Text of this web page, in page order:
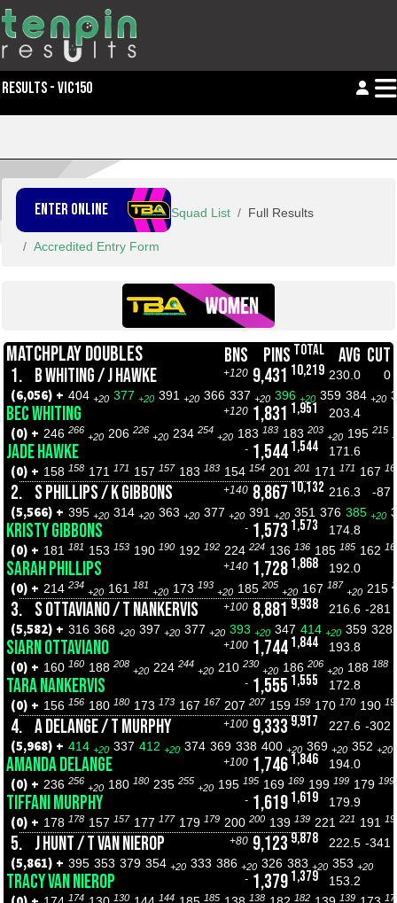
RESULTS - VIC150
ENTER ONLINE Squad List Full Results
Accredited Entry Form
MATCHPLAY DOUBLES BNS PINS TOTAL AVG CUT
1. B WHITING / J HAWKE +120 9,431 10,219 230.0 0
(6,056) + 404 +20 377 +20 391 +20 366 337 +20 396 +20 359 384 +20
BEC WHITING +120 1,831 1,951 203.4
(0) + 246 266
+20 206 226
+20 234 254
+20 183 183 183 203
+20 195 215
JADE HAWKE - 1,544 1,544 171.6
(0) + 158 158 171 171 157 157 183 183 154 154 201 201 171 171 167
2. S PHILLIPS / K GIBBONS +140 8,867 10,132 216.3 -87
(5,566) + 395 +20 314 +20 363 +20 377 +20 391 +20 351 376 385 +20
KRISTY GIBBONS - 1,573 1,573 174.8
(0) + 181 181 153 153 190 190 192 192 224 224 136 136 185 185 162
SARAH PHILLIPS +140 1,728 1,868 192.0
(0) + 214 234
+20 161 181
+20 173 193
+20 185 205
+20 167 187
+20 215
3. S OTTAVIANO / T NANKERVIS +100 8,881 9,938 216.6 -281
(5,582) + 316 368 +20 397 +20 377 +20 393 +20 347 414 +20 359 328
SIARN OTTAVIANO +100 1,744 1,844 193.8
(0) + 160 160 188 208
+20 224 244
+20 210 230
+20 186 206
+20 188 188
TARA NANKERVIS - 1,555 1,555 172.8
(0) + 156 156 180 180 173 173 167 167 207 207 159 159 170 170 190
4. A DELANGE / T MURPHY +100 9,333 9,917 227.6 -302
(5,968) + 414 +20 337 412 +20 374 369 338 400 +20 369 +20 352 +20
AMANDA DELANGE +100 1,746 1,846 194.0
(0) + 236 256
+20 180 180 235 255
+20 195 195 169 169 199 199 179 199
TIFFANI MURPHY - 1,619 1,619 179.9
(0) + 178 178 157 157 177 177 179 179 200 200 139 139 221 221 191
5. J HUNT / T VAN NIEROP +80 9,123 9,878 222.5 -341
(5,861) + 395 353 379 354 +20 333 386 +20 326 383 +20 353 +20
TRACY VAN NIEROP - 1,379 1,379 153.2
174 130 144 185 138 182 139